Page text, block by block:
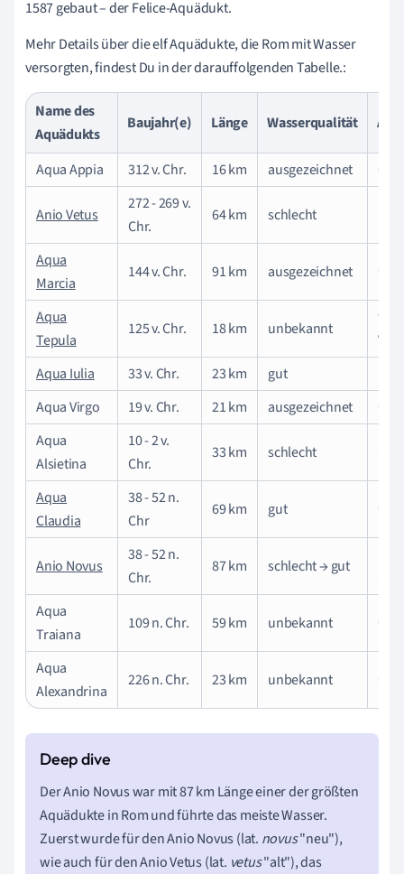
1587 gebaut – der Felice-Aquädukt.
Mehr Details über die elf Aquädukte, die Rom mit Wasser
versorgten, findest Du in der darauffolgenden Tabelle.:
Name des
Aquädukts
Baujahr(e) Länge Wasserqualität Art
Aqua Appia 312 v. Chr. 16 km ausgezeichnet
Anio Vetus
272 - 269 v.
Chr.
64 km schlecht
Aqua
Marcia
144 v. Chr. 91 km ausgezeichnet
Aqua
Tepula
125 v. Chr. 18 km unbekannt
Aqua Iulia
33 v. Chr. 23 km gut
Aqua Virgo
19 v. Chr. 21 km ausgezeichnet
Aqua
Alsietina
10 - 2 v.
Chr.
33 km schlecht
Aqua
Claudia
38 - 52 n.
Chr
69 km gut
Anio Novus
38 - 52 n.
Chr.
87 km schlecht → gut
Aqua
Traiana
109 n. Chr. 59 km unbekannt
Aqua
Alexandrina
226 n. Chr. 23 km unbekannt
Der Anio Novus war mit 87 km Länge einer der größten
Aquädukte in Rom und führte das meiste Wasser.
Zuerst wurde für den Anio Novus (lat. novus"neu"),
wie auch für den Anio Vetus (lat. vetus"alt"), das